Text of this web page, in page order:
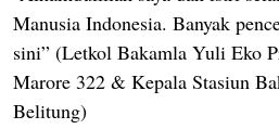
Manusia Indonesia. Banyak
sini” (Letkol Bakamla Yuli Eko
Marore 322 & Kepala Stasiun
Belitung)